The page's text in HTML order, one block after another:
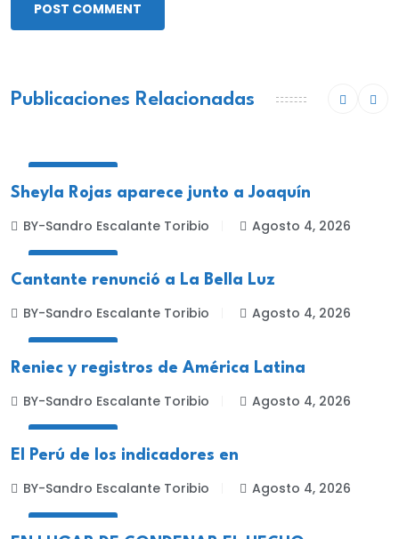
POST COMMENT
Publicaciones Relacionadas
Sheyla Rojas aparece junto a Joaquín
BY-Sandro Escalante Toribio Agosto 4, 2026
Cantante renunció a La Bella Luz
BY-Sandro Escalante Toribio Agosto 4, 2026
Reniec y registros de América Latina
BY-Sandro Escalante Toribio Agosto 4, 2026
El Perú de los indicadores en
BY-Sandro Escalante Toribio Agosto 4, 2026